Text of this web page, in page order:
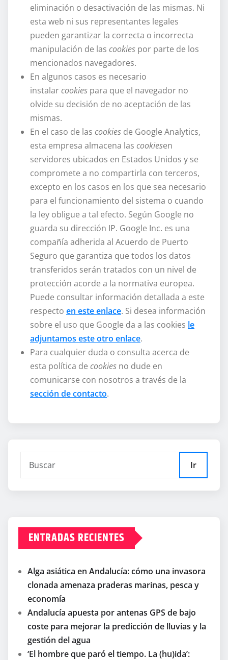
eliminación o desactivación de las mismas. Ni
esta web ni sus representantes legales
pueden garantizar la correcta o incorrecta
manipulación de las cookies por parte de los
mencionados navegadores.
En algunos casos es necesario
instalarcookies para que el navegador no
olvide su decisión de no aceptación de las
mismas.
En el caso de las cookies de Google Analytics,
esta empresa almacena las cookiesen
servidores ubicados en Estados Unidos y se
compromete a no compartirla con terceros,
excepto en los casos en los que sea necesario
para el funcionamiento del sistema o cuando
la ley obligue a tal efecto. Según Google no
guarda su dirección IP. Google Inc. es una
compañía adherida al Acuerdo de Puerto
Seguro que garantiza que todos los datos
transferidos serán tratados con un nivel de
protección acorde a la normativa europea.
Puede consultar información detallada a este
respecto en este enlace. Si desea información
sobre el uso que Google da a las cookies le
adjuntamos este otro enlace.
Para cualquier duda o consulta acerca de
esta política de cookies no dude en
comunicarse con nosotros a través de la
sección de contacto.
Ir
ENTRADAS RECIENTES
Alga asiática en Andalucía: cómo una invasora
clonada amenaza praderas marinas, pesca y
economía
Andalucía apuesta por antenas GPS de bajo
coste para mejorar la predicción de lluvias y la
gestión del agua
‘El hombre que paró el tiempo. La (hu)ida’: